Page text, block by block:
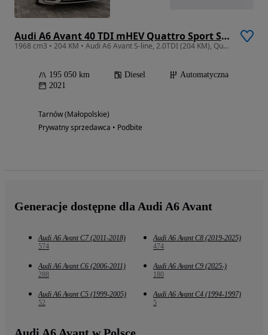
Audi A6 Avant 40 TDI mHEV Quattro Sport S tronic
1968 cm3 • 204 KM • Audi A6 Avant S-line, 2.0TDI (204 KM), Quattro, S-tronic, Salon PL, FV
195 050 km Diesel
Automatyczna
2021
Tarnów (Małopolskie)
Prywatny sprzedawca • Podbite
Generacje dostępne dla Audi A6 Avant
Audi A6 Avant C7 (2011-2018)
574
Audi A6 Avant C8 (2019-2025)
474
Audi A6 Avant C6 (2006-2011)
288
Audi A6 Avant C9 (2025-)
180
Audi A6 Avant C5 (1999-2005)
52
Audi A6 Avant C4 (1994-1997)
5
Audi A6 Avant w Polsce